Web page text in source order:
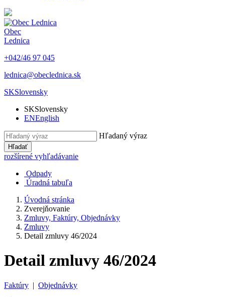
Obec
Lednica
+042/46 97 045
lednica@obeclednica.sk
SKSlovensky
SKSlovensky
ENEnglish
Hľadaný výraz
Hľadať
rozšírené vyhľadávanie
Odpady
Úradná tabuľa
Úvodná stránka
Zverejňovanie
Zmluvy, Faktúry, Objednávky
Zmluvy
Detail zmluvy 46/2024
Detail zmluvy 46/2024
Faktúry | Objednávky